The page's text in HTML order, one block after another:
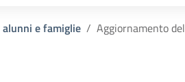
e famiglie Aggiornamento